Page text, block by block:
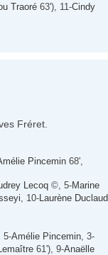
Traoré 63'), 11-Cindy
Fréret.
Pincemin 68',
Lecoq ©, 5-Marine
, 10- Laurène Duclaud
, 5-Amélie Pincemin , 3-
61'), 9-Anaëlle